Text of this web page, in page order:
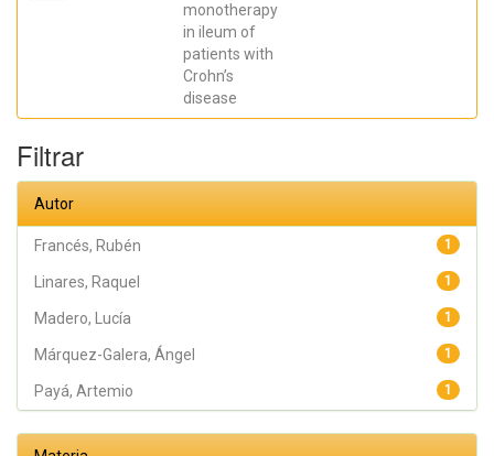
monotherapy
in ileum of
patients with
Crohn’s
disease
Filtrar
Autor
1
Francés, Rubén
1
Linares, Raquel
1
Madero, Lucía
1
Márquez-Galera, Ángel
1
Payá, Artemio